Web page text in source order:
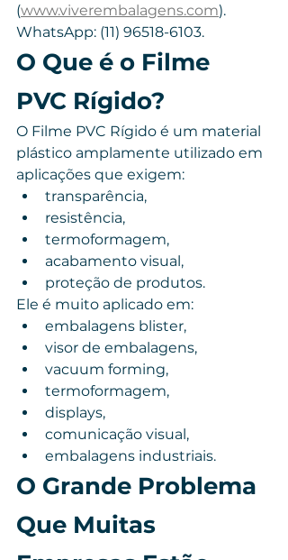
(www.viverembalagens.com).
WhatsApp: (11) 96518-6103.
O Que é o Filme
PVC Rígido?
O Filme PVC Rígido é um material
plástico amplamente utilizado em
aplicações que exigem:
transparência,
resistência,
termoformagem,
acabamento visual,
proteção de produtos.
Ele é muito aplicado em:
embalagens blister,
visor de embalagens,
vacuum forming,
termoformagem,
displays,
comunicação visual,
embalagens industriais.
O Grande Problema
Que Muitas